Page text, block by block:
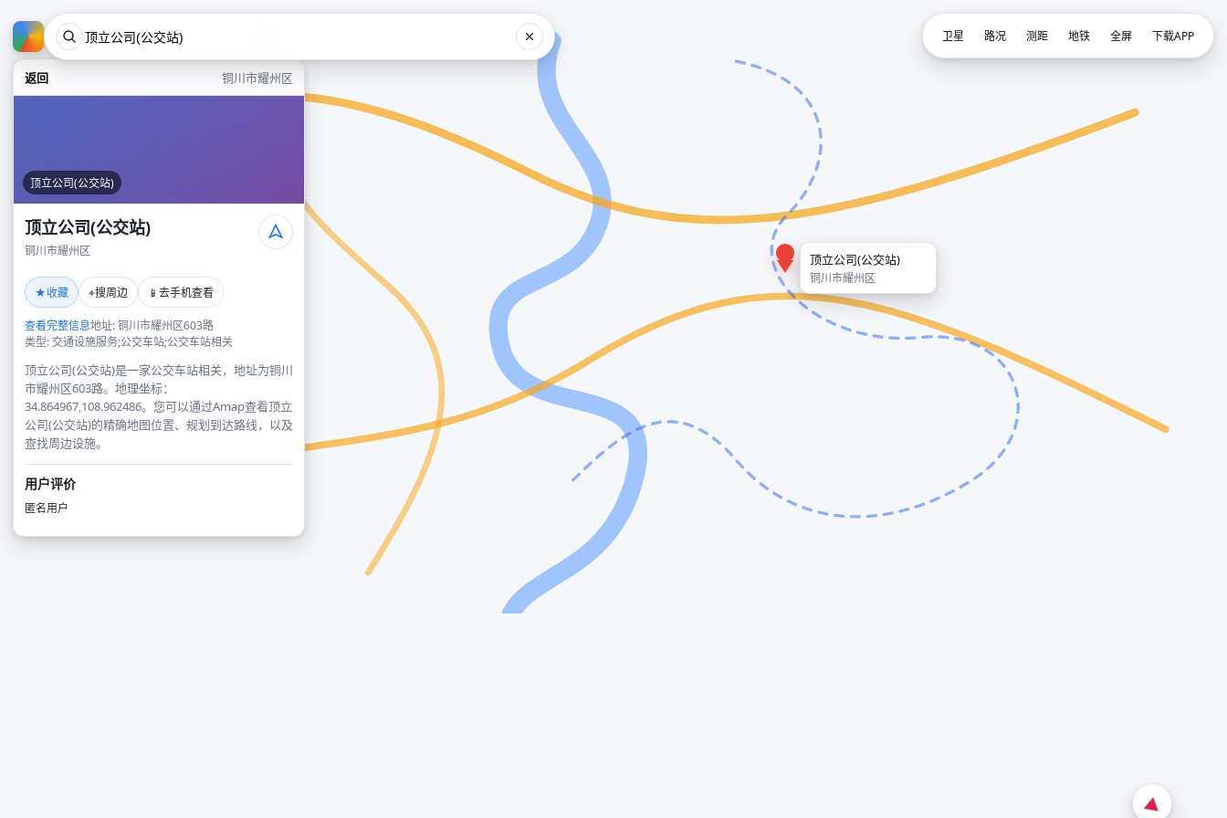
返回 铜川市耀州区
顶立公司(公交站)
顶立公司(公交站)
铜川市耀州区
★收藏 ⌖搜周边 📱 去手机查看
查看完整信息地址: 铜川市耀州区603路
类型: 交通设施服务;公交车站;公交车站相关
顶立公司(公交站)是一家公交车站相关，地址为铜川
市耀州区603路。地理坐标：
34.864967,108.962486。您可以通过Amap查看顶立
公司(公交站)的精确地图位置、规划到达路线，以及
查找周边设施。
用户评价
匿名用户
顶立公司(公交站)
铜川市耀州区
卫星 路况 测距 地铁 全屏 下载APP